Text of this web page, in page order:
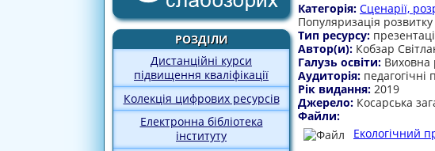
РОЗДІЛИ
Дистанційні курси
підвищення кваліфікації
Колекція цифрових ресурсів
Електронна бібліотека
інституту
Категорія: Сценарії,
Популяризація розвитку
Тип ресурсу:
Автор(и): Кобзар
Галузь освіти: Виховна
Аудиторія: педагогічні
Рік видання: 2019
Джерело: Косарська
Файли:
Екологічний